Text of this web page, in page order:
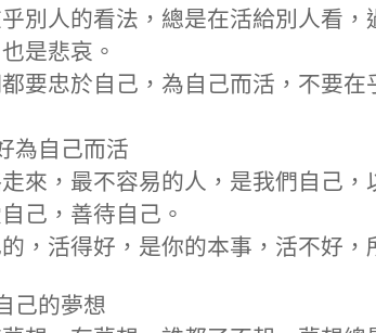
別人的看法，總是在活給別人看，
是悲哀。
要忠於自己，為自己而活，不要
為自己而活
來，最不容易的人，是我們自己
己，善待自己。
，活得好，是你的本事，活不好，
己的夢想